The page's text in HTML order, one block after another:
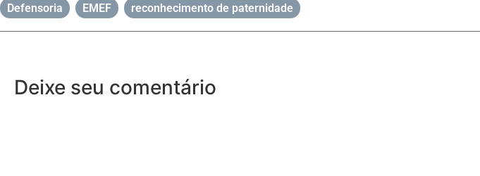
Defensoria EMEF reconhecimento de paternidade
Deixe seu comentário